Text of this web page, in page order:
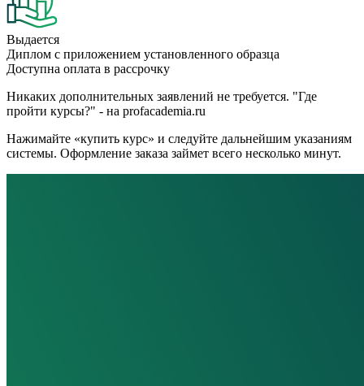
Выдается
Диплом с приложением установленного образца
Доступна оплата в рассрочку
Никаких дополнительных заявлений не требуется. "Где
пройти курсы?" - на profacademia.ru
Нажимайте «купить курс» и следуйте дальнейшим указаниям
системы. Оформление заказа займет всего несколько минут.